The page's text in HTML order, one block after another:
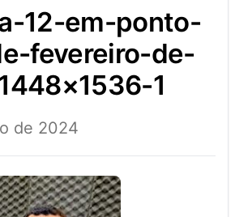
fevereiro-de-
1
de 2024